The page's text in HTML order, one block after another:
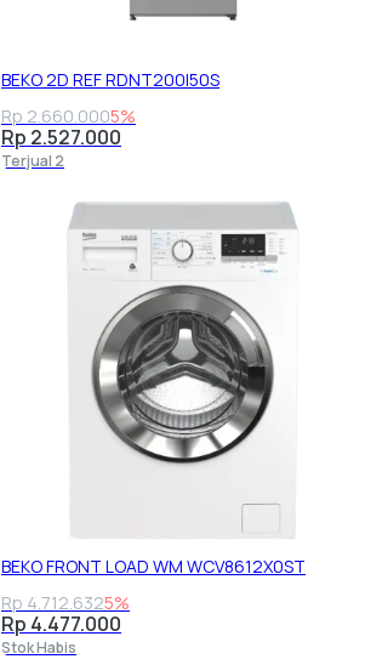
BEKO 2D REF RDNT200I50S
Rp 2.660.0005%
Rp 2.527.000
Terjual 2
BEKO FRONT LOAD WM WCV8612X0ST
Rp 4.712.6325%
Rp 4.477.000
Stok Habis